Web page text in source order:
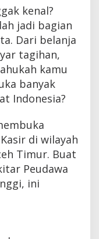
kenal?
jadi bagian
Dari belanja
tagihan,
kamu
banyak
Indonesia?
di wilayah
Timur. Buat
Peudawa
ini